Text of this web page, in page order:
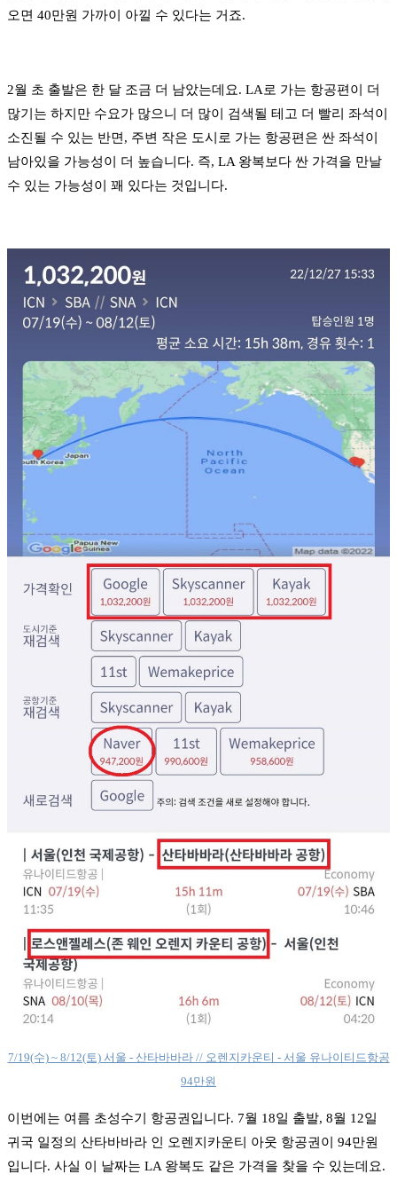
오면 40만원 가까이 아낄 수 있다는 거죠.
2월 초 출발은 한 달 조금 더 남았는데요. LA로 가는 항공편이 더
많기는 하지만 수요가 많으니 더 많이 검색될 테고 더 빨리 좌석이
소진될 수 있는 반면, 주변 작은 도시로 가는 항공편은 싼 좌석이
남아있을 가능성이 더 높습니다. 즉, LA 왕복보다 싼 가격을 만날
수 있는 가능성이 꽤 있다는 것입니다.
7/19(수) ~ 8/12(토) 서울 - 산타바바라 // 오렌지카운티 - 서울 유나이티드항공
94만원
이번에는 여름 초성수기 항공권입니다. 7월 18일 출발, 8월 12일
귀국 일정의 산타바바라 인 오렌지카운티 아웃 항공권이 94만원
입니다. 사실 이 날짜는 LA 왕복도 같은 가격을 찾을 수 있는데요.